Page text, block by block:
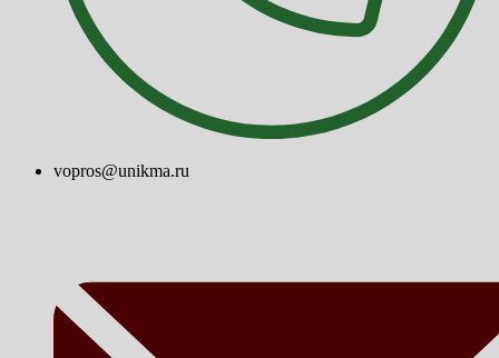
vopros@unikma.ru